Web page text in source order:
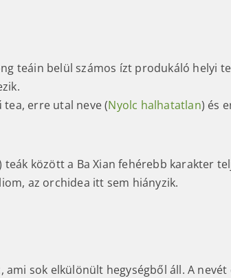
teáin belül számos ízt produkáló helyi
erre utal neve (Nyolc halhatatlan) és
teák között a Ba Xian fehérebb karakter
az orchidea itt sem hiányzik.
ami sok elkülönült hegységből áll. A